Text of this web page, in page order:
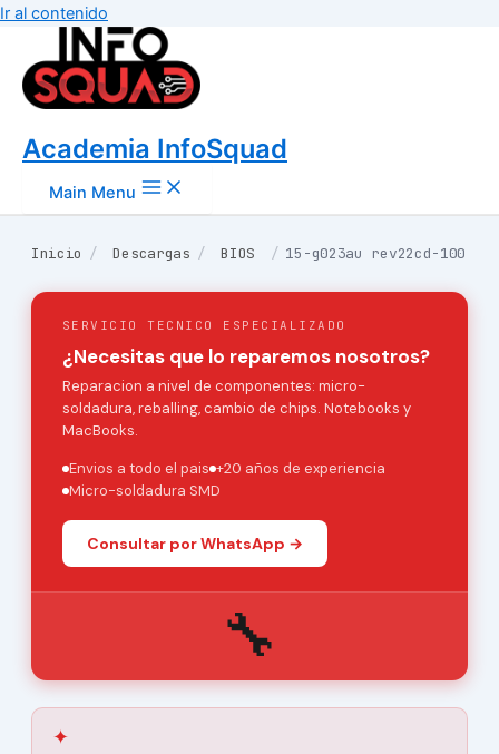
Ir al contenido
Academia InfoSquad
Main Menu
Inicio / Descargas / BIOS / 15-g023au rev22cd-100
SERVICIO TECNICO ESPECIALIZADO
¿Necesitas que lo reparemos nosotros?
Reparacion a nivel de componentes: micro-
soldadura, reballing, cambio de chips. Notebooks y
MacBooks.
Envios a todo el pais +20 años de experiencia
Micro-soldadura SMD
Consultar por WhatsApp →
🔧
✦